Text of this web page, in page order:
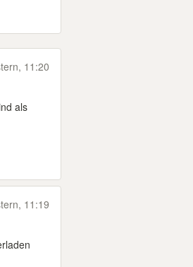
11:20
als
11:19